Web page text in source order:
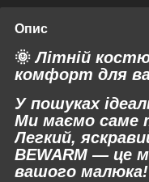
Опис
🌞 Літній
комфорт для
У пошуках
Ми маємо саме
Легкий,
BEWARM — це
вашого малюка!